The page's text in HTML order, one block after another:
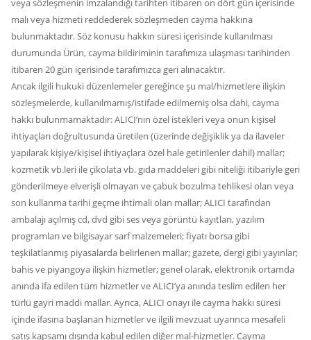
veya sözleşmenin imzalandığı tarihten itibaren on dört gün içerisinde
malı veya hizmeti reddederek sözleşmeden cayma hakkına
bulunmaktadır. Söz konusu hakkın süresi içerisinde kullanılması
durumunda Ürün, cayma bildiriminin tarafımıza ulaşması tarihinden
itibaren 20 gün içerisinde tarafımızca geri alınacaktır.
Ancak ilgili hukuki düzenlemeler gereğince şu mal/hizmetlere ilişkin
sözleşmelerde, kullanılmamış/istifade edilmemiş olsa dahi, cayma
hakkı bulunmamaktadır: ALICI’nın özel istekleri veya onun kişisel
ihtiyaçları doğrultusunda üretilen (üzerinde değişiklik ya da ilaveler
yapılarak kişiye/kişisel ihtiyaçlara özel hale getirilenler dahil) mallar;
kozmetik vb.leri ile çikolata vb. gıda maddeleri gibi niteliği itibariyle geri
gönderilmeye elverişli olmayan ve çabuk bozulma tehlikesi olan veya
son kullanma tarihi geçme ihtimali olan mallar; ALICI tarafından
ambalajı açılmış cd, dvd gibi ses veya görüntü kayıtları, yazılım
programları ve bilgisayar sarf malzemeleri; fiyatı borsa gibi
teşkilatlanmış piyasalarda belirlenen mallar; gazete, dergi gibi yayınlar;
bahis ve piyangoya ilişkin hizmetler; genel olarak, elektronik ortamda
anında ifa edilen tüm hizmetler ve ALICI’ya anında teslim edilen her
türlü gayri maddi mallar. Ayrıca, ALICI onayı ile cayma hakkı süresi
içinde ifasına başlanan hizmetler ve ilgili mevzuat uyarınca mesafeli
satış kapsamı dışında kabul edilen diğer mal-hizmetler. Cayma